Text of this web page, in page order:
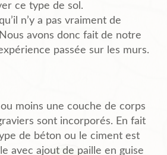
ce type de sol.
n’y a pas vraiment de
avons donc fait de notre
passée sur les murs.
ou moins une couche de corps
sont incorporés. En fait
de béton ou le ciment est
avec ajout de paille en guise